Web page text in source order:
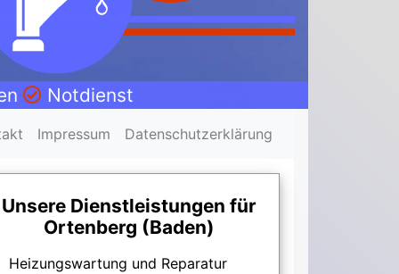
Notdienst
Impressum Datenschutzerklärung
Unsere Dienstleistungen für
Ortenberg (Baden)
Heizungswartung und Reparatur